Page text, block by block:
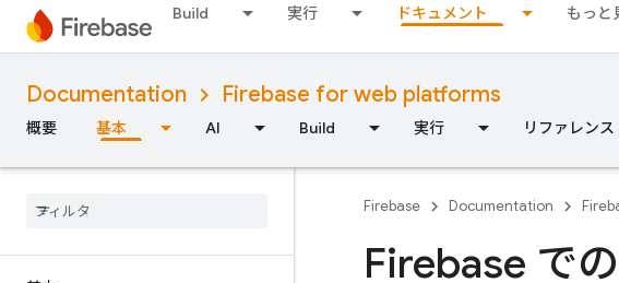
Build 実行 ドキュメント もっと
Documentation Firebase for web platforms
概要 基本 AI Build 実行 リファレンス
Firebase Documentation
Firebase で